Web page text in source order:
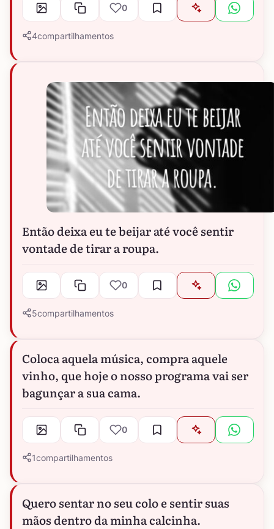
0
4compartilhamentos
Então deixa eu te beijar até você sentir
vontade de tirar a roupa.
0
5compartilhamentos
Coloca aquela música, compra aquele
vinho, que hoje o nosso programa vai ser
bagunçar a sua cama.
0
1compartilhamentos
Quero sentar no seu colo e sentir suas
mãos dentro da minha calcinha.